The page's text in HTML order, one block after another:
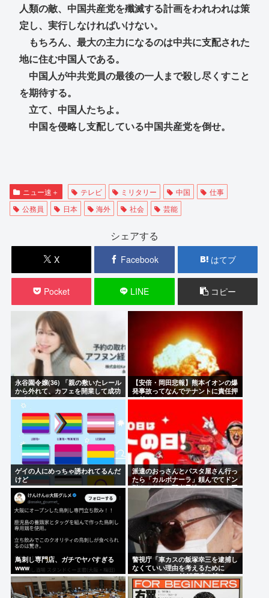
人類の敵、中国共産党を殲滅する計画をわれわれは策
定し、実行しなければいけない。
もちろん、最大の主力になるのは中共に支配された
地に住む中国人である。
中国人が中共党員の最後の一人まで殺し尽くすこと
を期待する。
立て、中国人たちよ。
中国を侵略し支配している中国共産党を倒せ。
ニュー速＋ テレビ ミリタリー 中国
仕事
公務員
日本 海外 社会 芸能
シェアする
X Facebook はてブ
Pocket LINE コピー
永谷園令嬢(36) 「親の敷いたレール
から外れて、カフェを開業して成功
しました」
【安倍・岡田悲報】熊本イオンの爆
発事故ってなんでテナントに責任押
し付けてるの？
ゲイの人にめっちゃ誘われてるんだ
けど
派遣のおっさんとパスタ屋さん行っ
たら「カルボナーラ」頼んでてドン
引き…なんで弱者男性っていつも同
じのしか食べないの？
鳥刺し専門店、ガチでヤバすぎる
www
警視庁「車カスの飯塚幸三を逮捕し
なくていい理由を考えるために
1000ページもの法解釈書を読ん
だ」